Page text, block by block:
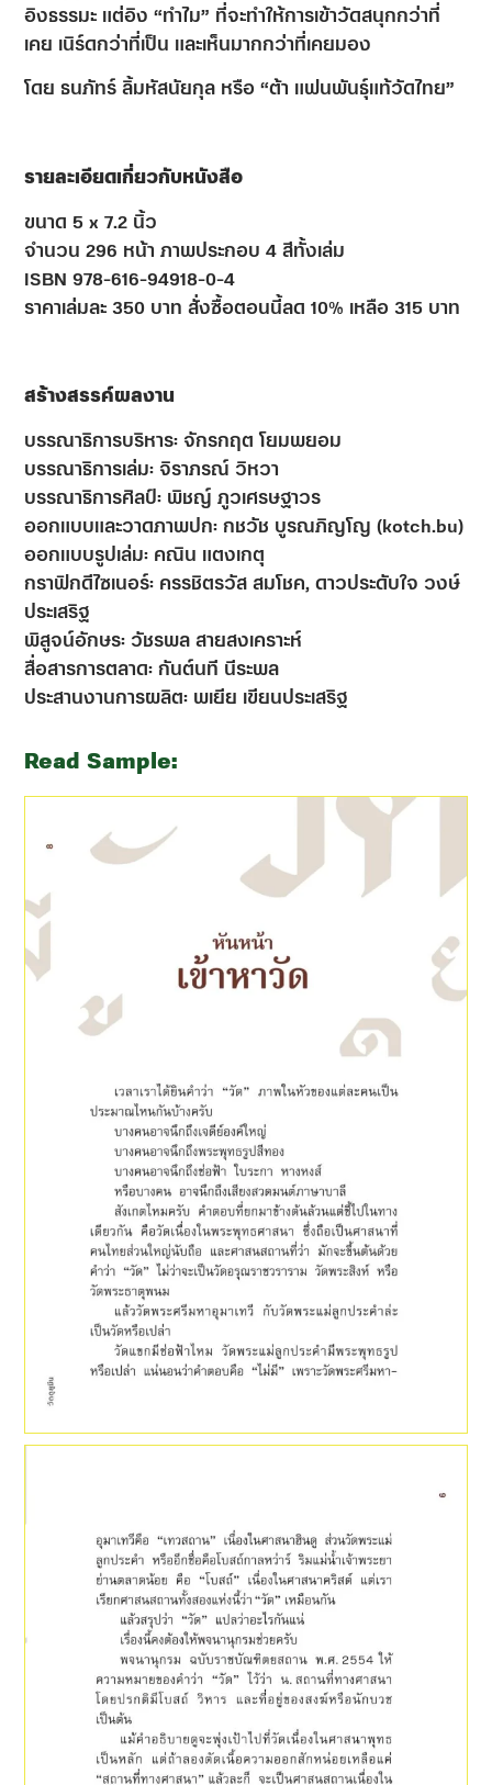
อิงธรรมะ แต่อิง “ทำไม” ที่จะทำให้การเข้าวัดสนุกกว่าที่
เคย เนิร์ดกว่าที่เป็น และเห็นมากกว่าที่เคยมอง
โดย ธนภัทร์ ลิ้มหัสนัยกุล หรือ “ต้า แฟนพันธุ์แท้วัดไทย”
รายละเอียดเกี่ยวกับหนังสือ
ขนาด 5 x 7.2 นิ้ว
จำนวน 296 หน้า ภาพประกอบ 4 สีทั้งเล่ม
ISBN 978-616-94918-0-4
ราคาเล่มละ 350 บาท สั่งซื้อตอนนี้ลด 10% เหลือ 315 บาท
สร้างสรรค์ผลงาน
บรรณาธิการบริหาร: จักรกฤต โยมพยอม
บรรณาธิการเล่ม: จิราภรณ์ วิหวา
บรรณาธิการศิลป์: พิชญ์ ภูวเศรษฐาวร
ออกแบบและวาดภาพปก: กชวัช บูรณภิญโญ (kotch.bu)
ออกแบบรูปเล่ม: คณิน แตงเกตุ
กราฟิกดีไซเนอร์: ครรชิตรวัส สมโชค, ดาวประดับใจ วงษ์
ประเสริฐ
พิสูจน์อักษร: วัชรพล สายสงเคราะห์
สื่อสารการตลาด: กันต์นที นีระพล
ประสานงานการผลิต: พเยีย เขียนประเสริฐ
Read Sample: